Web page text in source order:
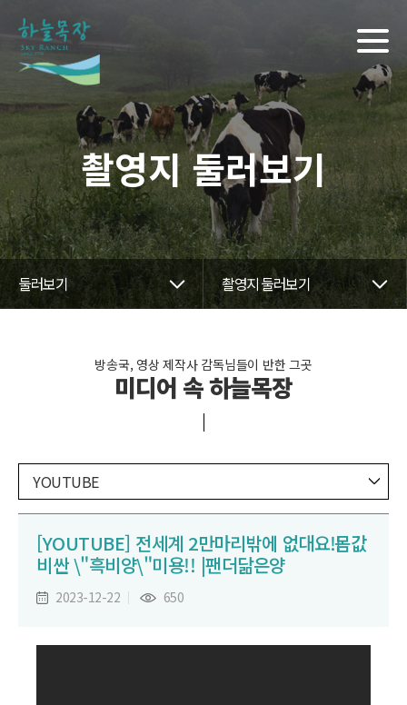
촬영지 둘러보기
둘러보기 촬영지 둘러보기
방송국, 영상 제작사 감독님들이 반한 그곳
미디어 속 하늘목장
YOUTUBE
[YOUTUBE] 전세계 2만마리밖에 없대요‼️ 몸값
비싼 \"흑비양\"미용!! |팬더닮은양
2023-12-22 650